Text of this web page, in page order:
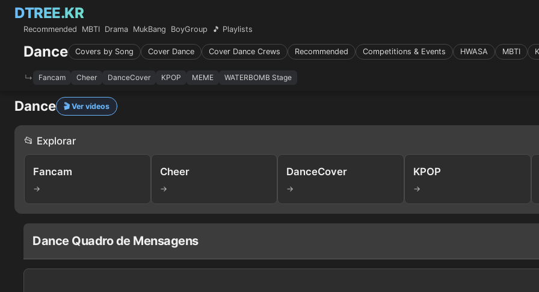
DTREE.KR
Recommended MBTI Drama MukBang BoyGroup 🎵 Playlists
Dance Covers by Song Cover Dance Cover Dance Crews Recommended Competitions & Events HWASA MBTI
Fancam Cheer DanceCover KPOP MEME WATERBOMB Stage
Dance 🎬 Ver vídeos
📂 Explorar
Fancam
→
Cheer
→
DanceCover
→
KPOP
→
Dance Quadro de Mensagens